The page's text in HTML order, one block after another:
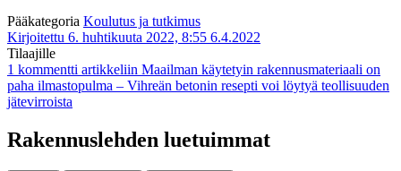
Pääkategoria Koulutus ja tutkimus
Kirjoitettu 6. huhtikuuta 2022, 8:55 6.4.2022
Tilaajille
1 kommentti artikkeliin Maailman käytetyin rakennusmateriaali on
paha ilmastopulma – Vihreän betonin resepti voi löytyä teollisuuden
jätevirroista
Rakennuslehden luetuimmat